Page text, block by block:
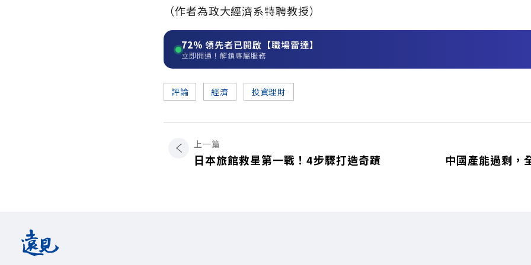
（作者為政大經濟系特聘教授）
72% 領先者已開啟【職場雷達】
立即開通！解鎖專屬服務
評論 經濟 投資理財
上一篇
日本旅館救星第一戰！4步驟打造奇蹟 中國產能過剩，